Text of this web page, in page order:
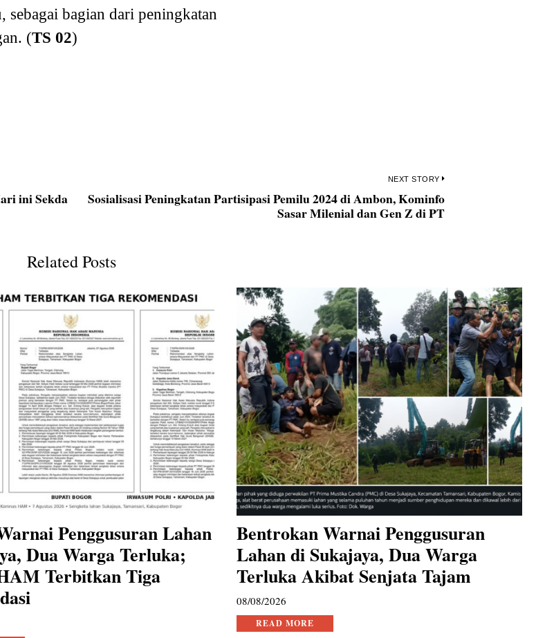
sebagai bagian dari peningkatan
(TS 02)
ini Sekda
NEXT STORY
Next
post:
Sosialisasi Peningkatan Partisipasi Pemilu 2024 di Ambon, Kominfo
Sasar Milenial dan Gen Z di PT
Related Posts
Penggusuran Lahan
Dua Warga Terluka;
Terbitkan Tiga
Bentrokan Warnai Penggusuran
Lahan di Sukajaya, Dua Warga
Terluka Akibat Senjata Tajam
08/08/2026
READ MORE